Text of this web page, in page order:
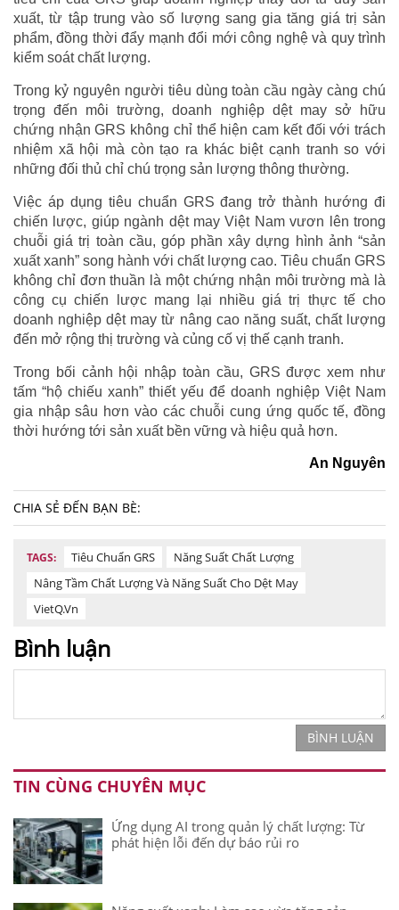
xuất, từ tập trung vào số lượng sang gia tăng giá trị sản
phẩm, đồng thời đẩy mạnh đổi mới công nghệ và quy trình
kiểm soát chất lượng.
Trong kỷ nguyên người tiêu dùng toàn cầu ngày càng chú
trọng đến môi trường, doanh nghiệp dệt may sở hữu
chứng nhận GRS không chỉ thể hiện cam kết đối với trách
nhiệm xã hội mà còn tạo ra khác biệt cạnh tranh so với
những đối thủ chỉ chú trọng sản lượng thông thường.
Việc áp dụng tiêu chuẩn GRS đang trở thành hướng đi
chiến lược, giúp ngành dệt may Việt Nam vươn lên trong
chuỗi giá trị toàn cầu, góp phần xây dựng hình ảnh “sản
xuất xanh” song hành với chất lượng cao. Tiêu chuẩn GRS
không chỉ đơn thuần là một chứng nhận môi trường mà là
công cụ chiến lược mang lại nhiều giá trị thực tế cho
doanh nghiệp dệt may từ nâng cao năng suất, chất lượng
đến mở rộng thị trường và củng cố vị thế cạnh tranh.
Trong bối cảnh hội nhập toàn cầu, GRS được xem như
tấm “hộ chiếu xanh” thiết yếu để doanh nghiệp Việt Nam
gia nhập sâu hơn vào các chuỗi cung ứng quốc tế, đồng
thời hướng tới sản xuất bền vững và hiệu quả hơn.
An Nguyên
CHIA SẺ ĐẾN BẠN BÈ:
TAGS: Tiêu Chuẩn GRS
Năng Suất Chất Lượng
Nâng Tầm Chất Lượng Và Năng Suất Cho Dệt May
VietQ.vn
Bình luận
BÌNH LUẬN
TIN CÙNG CHUYÊN MỤC
Ứng dụng AI trong quản lý chất lượng: Từ
phát hiện lỗi đến dự báo rủi ro